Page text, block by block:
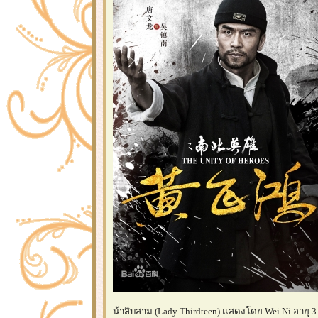
น้าสิบสาม (Lady Thirdteen) แสดงโดย Wei Ni อายุ